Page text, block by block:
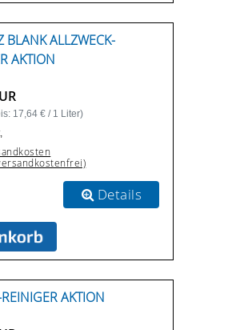
BLANK ALLZWECK-
AKTION
17,64 € / 1 Liter)
Details
AKTION